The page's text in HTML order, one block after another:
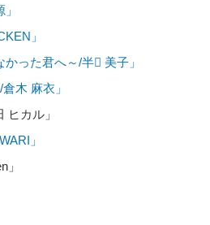
」
かった君へ～/半 美子」
木 麻衣」
ヒカル」
」
」